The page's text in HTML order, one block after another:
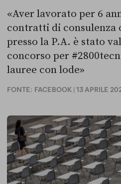
«Aver lavorato per 6
contratti di consulenza
presso la P.A. è stato
concorso per
lauree con lode»
FONTE: FACEBOOK | 13 APRILE